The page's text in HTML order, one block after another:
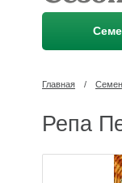
Главная /
Репа